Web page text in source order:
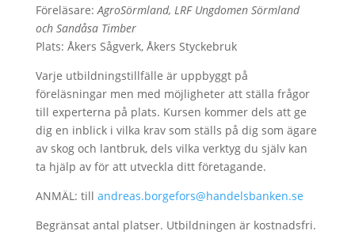
Föreläsare:AgroSörmland, LRF Ungdomen Sörmland
och Sandåsa Timber
Plats: Åkers Sågverk, Åkers Styckebruk
Varje utbildningstillfälle är uppbyggt på
föreläsningar men med möjligheter att ställa frågor
till experterna på plats. Kursen kommer dels att ge
dig en inblick i vilka krav som ställs på dig som ägare
av skog och lantbruk, dels vilka verktyg du själv kan
ta hjälp av för att utveckla ditt företagande.
ANMÄL: till andreas.borgefors@handelsbanken.se
Begränsat antal platser. Utbildningen är kostnadsfri.